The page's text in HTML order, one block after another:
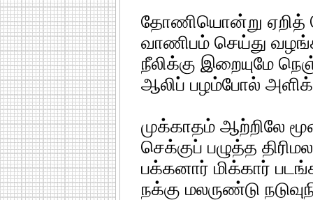
தோணியொன்று ஏறித்
வாணிபம் செய்து
நீலிக்கு இறையுமே
ஆலிப் பழம்போல்
முக்காதம் ஆற்றிலே
செக்குப் பழுத்த
பக்கனார் மிக்கார்
நக்கு மலருண்டு